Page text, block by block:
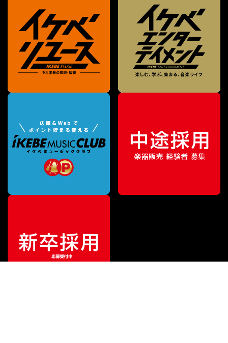
販売価格¥8,800（税込）